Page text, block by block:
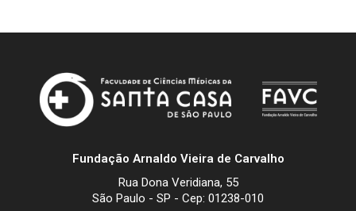
Fundação Arnaldo Vieira de Carvalho
Rua Dona Veridiana, 55
São Paulo - SP - Cep: 01238-010